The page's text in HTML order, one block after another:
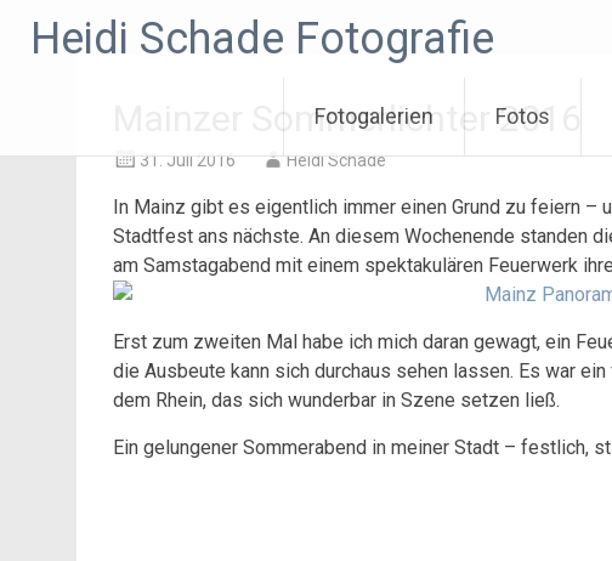
InhaltHeidi Schade Fotografie
Fotogalerien Fotos
Mainzer Sommerlichter 2016
31. Juli 2016 Heidi Schade
In Mainz gibt es eigentlich immer einen Grund zu feiern –
Stadtfest ans nächste. An diesem Wochenende standen
am Samstagabend mit einem spektakulären Feuerwerk
Erst zum zweiten Mal habe ich mich daran gewagt, ein
die Ausbeute kann sich durchaus sehen lassen. Es war
dem Rhein, das sich wunderbar in Szene setzen ließ.
Ein gelungener Sommerabend in meiner Stadt – festlich,